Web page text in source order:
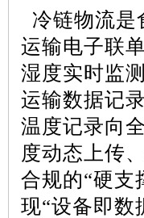
冷链物流是
运输电子联
湿度实时监
运输数据记
温度记录向
度动态上传
合规的“硬支
现“设备即数